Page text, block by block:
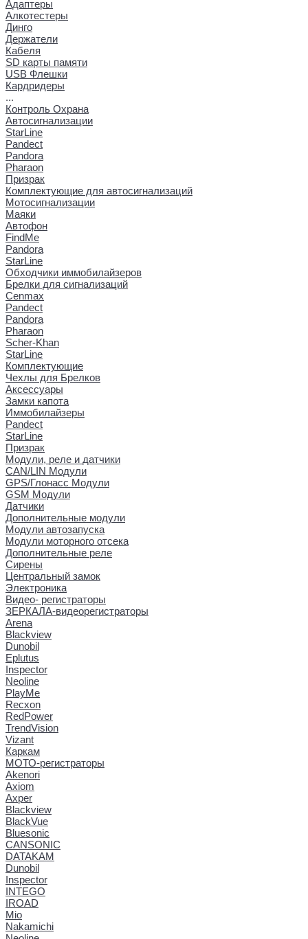
Адаптеры
Алкотестеры
Динго
Держатели
Кабеля
SD карты памяти
USB Флешки
Кардридеры
...
Контроль Охрана
Автосигнализации
StarLine
Pandect
Pandora
Pharaon
Призрак
Комплектующие для автосигнализаций
Мотосигнализации
Маяки
Автофон
FindMe
Pandora
StarLine
Обходчики иммобилайзеров
Брелки для сигнализаций
Cenmax
Pandect
Pandora
Pharaon
Scher-Khan
StarLine
Комплектующие
Чехлы для Брелков
Аксессуары
Замки капота
Иммобилайзеры
Pandect
StarLine
Призрак
Модули, реле и датчики
CAN/LIN Модули
GPS/Глонасс Модули
GSM Модули
Датчики
Дополнительные модули
Модули автозапуска
Модули моторного отсека
Дополнительные реле
Сирены
Центральный замок
Электроника
Видео- регистраторы
ЗЕРКАЛА-видеорегистраторы
Arena
Blackview
Dunobil
Eplutus
Inspector
Neoline
PlayMe
Recxon
RedPower
TrendVision
Vizant
Каркам
МОТО-регистраторы
Akenori
Axiom
Axper
Blackview
BlackVue
Bluesonic
CANSONIC
DATAKAM
Dunobil
Inspector
INTEGO
IROAD
Mio
Nakamichi